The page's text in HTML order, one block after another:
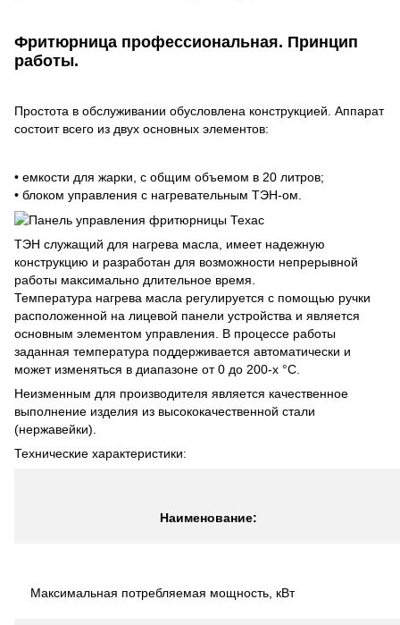
Фритюрница профессиональная. Принцип
работы.
Простота в обслуживании обусловлена конструкцией. Аппарат
состоит всего из двух основных элементов:
• емкости для жарки, с общим объемом в 20 литров;
• блоком управления с нагревательным ТЭН-ом.
ТЭН служащий для нагрева масла, имеет надежную
конструкцию и разработан для возможности непрерывной
работы максимально длительное время.
Температура нагрева масла регулируется с помощью ручки
расположенной на лицевой панели устройства и является
основным элементом управления. В процессе работы
заданная температура поддерживается автоматически и
может изменяться в диапазоне от 0 до 200-х °С.
Неизменным для производителя является качественное
выполнение изделия из высококачественной стали
(нержавейки).
Технические характеристики:
Наименование:
Максимальная потребляемая мощность, кВт